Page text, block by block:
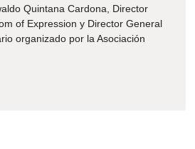
Quintana Cardona, Director
of Expression y Director General
organizado por la Asociación